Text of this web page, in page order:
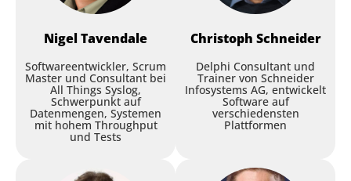
Bootcamp: Hands-On Delphi:
From REST Services to Mobile
Apps - Tag 2
David Millington
Session
NigelTavendale
Softwareentwickler, Scrum
Master und Consultant bei
All Things Syslog,
Schwerpunkt auf
Datenmengen, Systemen
mit hohem Throughput
und Tests
Christoph Schneider
Delphi Consultant und
Trainer von Schneider
Infosystems AG, entwickelt
Software auf
verschiedensten
Plattformen